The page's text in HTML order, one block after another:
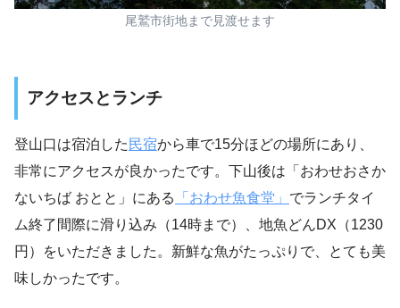
尾鷲市街地まで見渡せます
アクセスとランチ
登山口は宿泊した 民宿から車で15分ほどの場所にあり、
非常にアクセスが良かったです。下山後は「おわせおさか
ないちば おとと」にある
「おわせ魚食堂」 でランチタイ
ム終了間際に滑り込み（14時まで）、地魚どんDX（1230
円）をいただきました。新鮮な魚がたっぷりで、とても美
味しかったです。